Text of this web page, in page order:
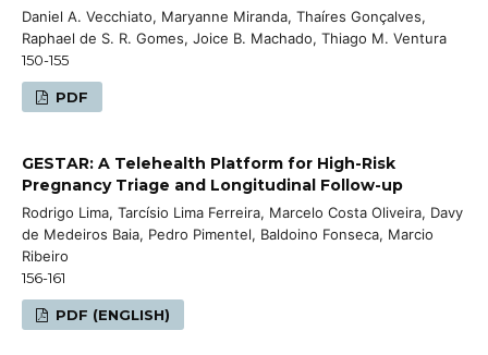
Daniel A. Vecchiato, Maryanne Miranda, Thaíres Gonçalves,
Raphael de S. R. Gomes, Joice B. Machado, Thiago M. Ventura
150-155
PDF
GESTAR: A Telehealth Platform for High-Risk
Pregnancy Triage and Longitudinal Follow-up
Rodrigo Lima, Tarcísio Lima Ferreira, Marcelo Costa Oliveira, Davy
de Medeiros Baia, Pedro Pimentel, Baldoino Fonseca, Marcio
Ribeiro
156-161
PDF (ENGLISH)